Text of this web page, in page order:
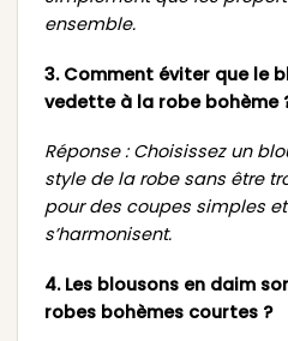
ensemble.
3. Comment éviter que le
vedette à la robe bohème
Réponse : Choisissez un
style de la robe sans être
pour des coupes simples
s’harmonisent.
4. Les blousons en daim
robes bohèmes courtes ?